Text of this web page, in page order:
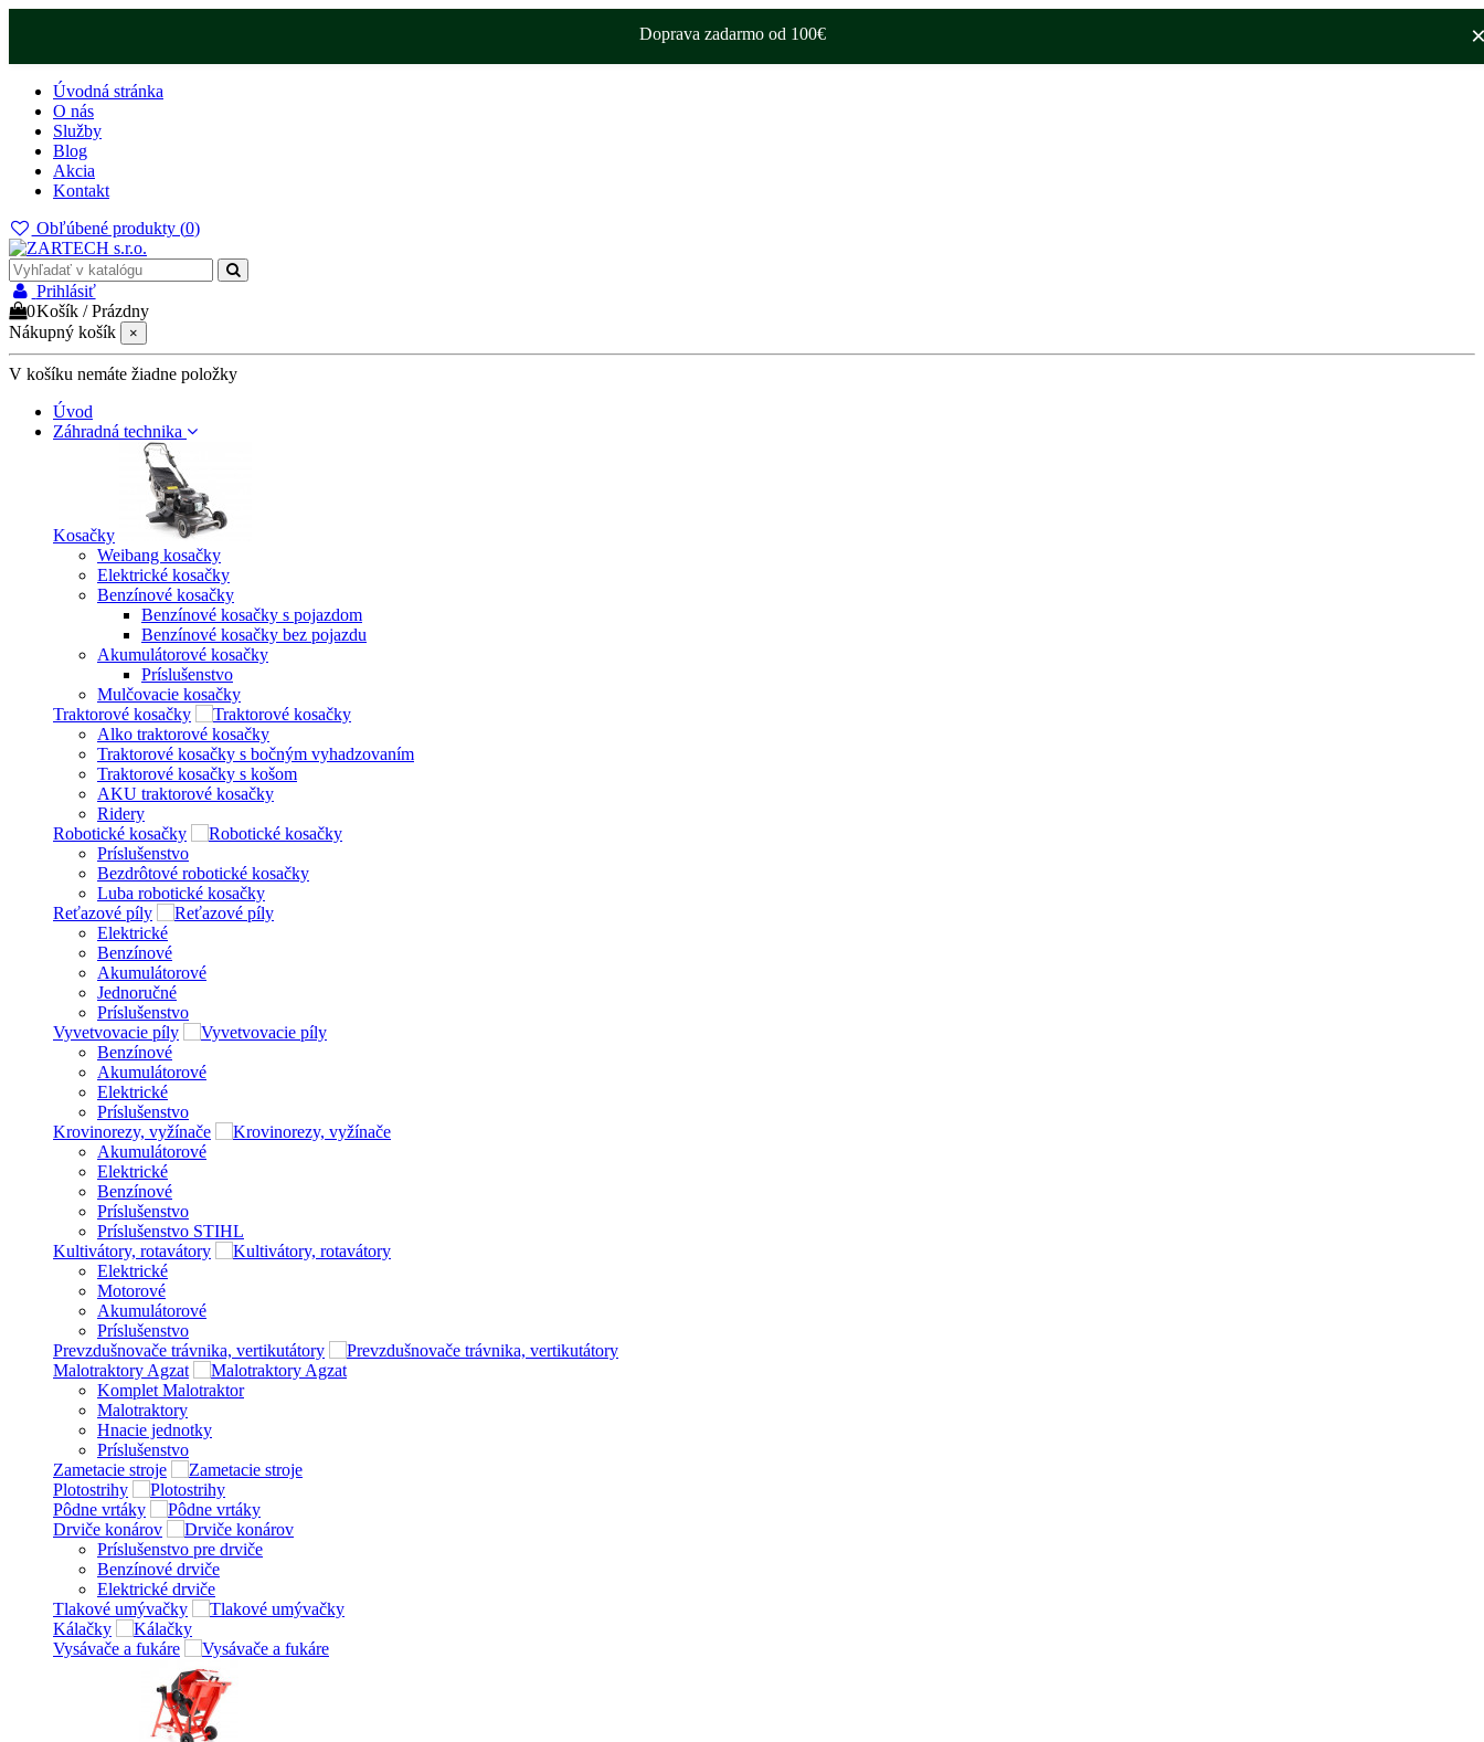
Doprava zadarmo od 100€
Úvodná stránka
O nás
Služby
Blog
Akcia
Kontakt
Obľúbené produkty (0)
Prihlásiť
0Košík /Prázdny
Nákupný košík
×
V košíku nemáte žiadne položky
Úvod
Záhradná technika
Kosačky
Weibang kosačky
Elektrické kosačky
Benzínové kosačky
Benzínové kosačky s pojazdom
Benzínové kosačky bez pojazdu
Akumulátorové kosačky
Príslušenstvo
Mulčovacie kosačky
Traktorové kosačky
Alko traktorové kosačky
Traktorové kosačky s bočným vyhadzovaním
Traktorové kosačky s košom
AKU traktorové kosačky
Ridery
Robotické kosačky
Príslušenstvo
Bezdrôtové robotické kosačky
Luba robotické kosačky
Reťazové píly
Elektrické
Benzínové
Akumulátorové
Jednoručné
Príslušenstvo
Vyvetvovacie píly
Benzínové
Akumulátorové
Elektrické
Príslušenstvo
Krovinorezy, vyžínače
Akumulátorové
Elektrické
Benzínové
Príslušenstvo
Príslušenstvo STIHL
Kultivátory, rotavátory
Elektrické
Motorové
Akumulátorové
Príslušenstvo
Prevzdušnovače trávnika, vertikutátory
Malotraktory Agzat
Komplet Malotraktor
Malotraktory
Hnacie jednotky
Príslušenstvo
Zametacie stroje
Plotostrihy
Pôdne vrtáky
Drviče konárov
Príslušenstvo pre drviče
Benzínové drviče
Elektrické drviče
Tlakové umývačky
Kálačky
Vysávače a fukáre